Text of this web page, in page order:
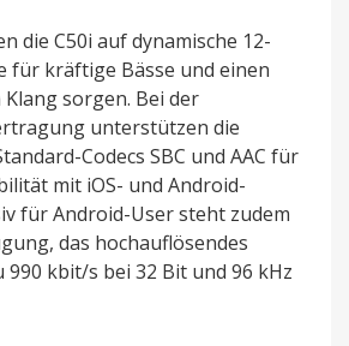
die C50i auf dynamische 12-
für kräftige Bässe und einen
sorgen. Bei der
unterstützen die
Codecs SBC und AAC für
mit iOS- und Android-
für Android-User steht zudem
das hochauflösendes
990 kbit/s bei 32 Bit und 96 kHz